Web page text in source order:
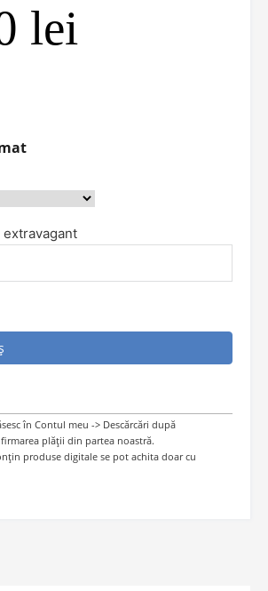
lei
în Contul meu -> Descărcări după
plății din partea noastră.
produse digitale se pot achita doar cu